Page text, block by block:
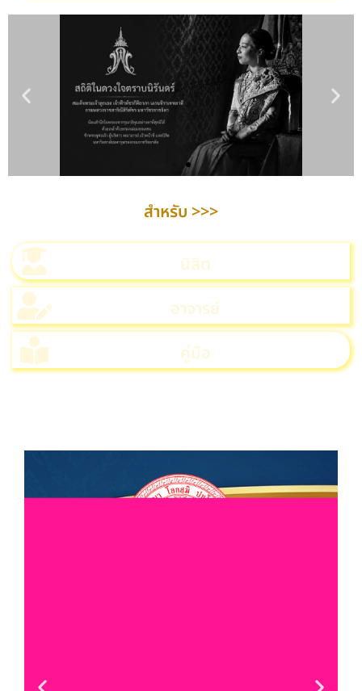
สำหรับ >>>
นิสิต
อาจารย์
คู่มือ